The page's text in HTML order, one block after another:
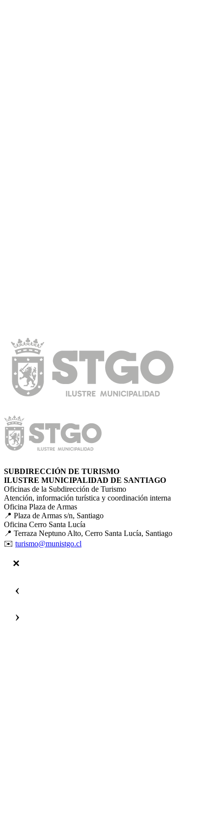
SUBDIRECCIÓN DE TURISMO
ILUSTRE MUNICIPALIDAD DE SANTIAGO
Oficinas de la Subdirección de Turismo
Atención, información turística y coordinación interna
Oficina Plaza de Armas
📍 Plaza de Armas s/n, Santiago
Oficina Cerro Santa Lucía
📍 Terraza Neptuno Alto, Cerro Santa Lucía, Santiago
✉️ turismo@munistgo.cl
‹
›